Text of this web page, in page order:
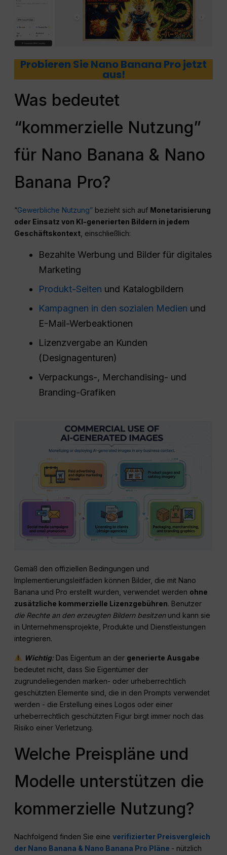
Probieren Sie Nano Banana Pro jetzt
aus!
Was bedeutet
“kommerzielle Nutzung”
für Nano Banana & Nano
Banana Pro?
“Gewerbliche Nutzung” bezieht sich auf Monetarisierung
oder Einsatz von KI-generierten Bildern in jedem
Geschäftskontext, einschließlich:
Bezahlte Werbung und Bilder für digitales
Marketing
Produkt-Seiten und Katalogbildern
Kampagnen in den sozialen Medien und
E-Mail-Werbeaktionen
Lizenzvergabe an Kunden
(Designagenturen)
Verpackungs-, Merchandising- und
Branding-Grafiken
Gemäß den offiziellen Bedingungen und
Implementierungsleitfäden können Bilder, die mit Nano
Banana und Pro erstellt wurden, verwendet werden ohne
zusätzliche kommerzielle Lizenzgebühren. Benutzer
die Rechte an den erzeugten Bildern besitzenund kann sie
in Unternehmensprojekte, Produkte und Dienstleistungen
integrieren.
Wichtig:Das Eigentum an der generierte Ausgabe
bedeutet nicht, dass Sie Eigentümer der
zugrundeliegenden marken- oder urheberrechtlich
geschützten Elemente sind, die in den Prompts verwendet
werden - die Erstellung eines Logos oder einer
urheberrechtlich geschützten Figur birgt immer noch das
Risiko einer Verletzung.
Welche Preispläne und
Modelle unterstützen die
kommerzielle Nutzung?
Nachfolgend finden Sie eineverifizierter Preisvergleich
der Nano Banana & Nano Banana Pro Pläne - nützlich